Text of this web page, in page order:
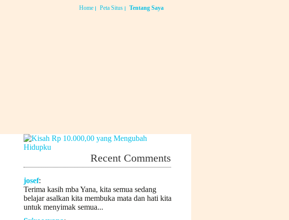
Home Peta Situs Tentang Saya
Recent Comments
josef:
Terima kasih mba Yana, kita semua sedang
belajar asalkan kita membuka mata dan hati kita
untuk menyimak semua...